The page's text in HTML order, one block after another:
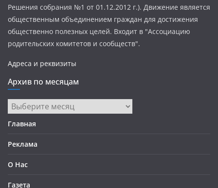
Решения собрания №1 от 01.12.2012 г.). Движение является
общественным объединением граждан для достижения
общественно полезных целей. Входит в "Ассоциацию
родительских комитетов и сообществ".
Адреса и реквизиты
Архив по месяцам
Архив
по
месяцам
Главная
Реклама
О Нас
Газета